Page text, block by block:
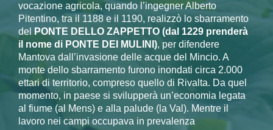
vocazione agricola, quando l’ingegner Alberto
Pitentino, tra il 1188 e il 1190, realizzò lo sbarramento
del PONTE DELLO ZAPPETTO (dal 1229 prenderà
il nome di PONTE DEI MULINI), per difendere
Mantova dall’invasione delle acque del Mincio. A
monte dello sbarramento furono inondati circa 2.000
ettari di territorio, compreso quello di Rivalta. Da quel
momento, in paese si svilupperà un’economia legata
al fiume (al Mens) e alla palude (la Val). Mentre il
lavoro nei campi occupava in prevalenza